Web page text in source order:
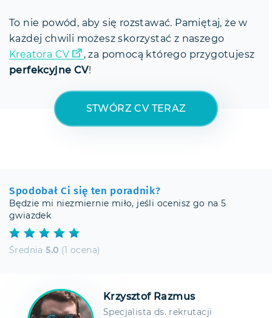
To nie powód, aby się rozstawać. Pamiętaj, że w
każdej chwili możesz skorzystać z naszego
Kreatora CV
, za pomocą którego przygotujesz
perfekcyjne CV!
STWÓRZ CV TERAZ
Spodobał Ci się ten poradnik?
Będzie mi niezmiernie miło, jeśli ocenisz go na 5
gwiazdek
Średnia5.0 (1 ocena)
Krzysztof Razmus
Specjalista ds. rekrutacji